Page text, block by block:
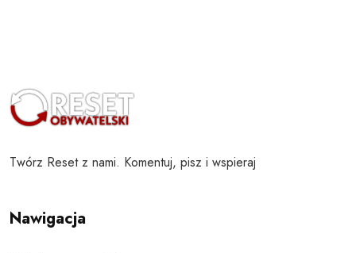
Twórz Reset z nami. Komentuj, pisz i wspieraj
Nawigacja